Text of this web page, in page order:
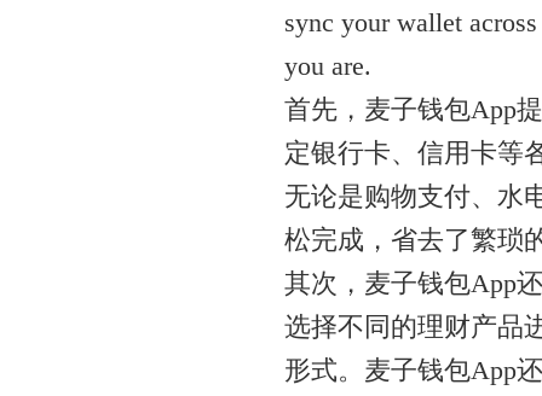
sync your wallet
you are.
首先，麦子钱包App
定银行卡、信用卡等
无论是购物支付、水
松完成，省去了繁琐
其次，麦子钱包App
选择不同的理财产品
形式。麦子钱包App